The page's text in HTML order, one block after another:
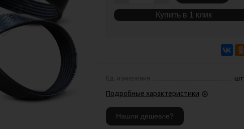
Купить в 1 клик
Ед. измерения шт
Подробные характеристики